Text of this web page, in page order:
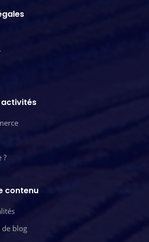
activités
?
contenu
blog